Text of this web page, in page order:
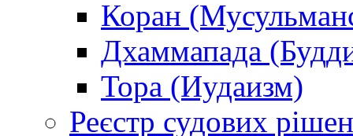
Коран
Дхаммапада
Тора (Иудаизм)
Реєстр судових